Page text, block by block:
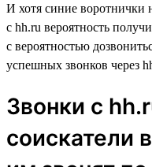
И хотя синие воротнички
с hh.ru вероятность
с вероятностью
успешных звонков через
Звонки с
соискатели